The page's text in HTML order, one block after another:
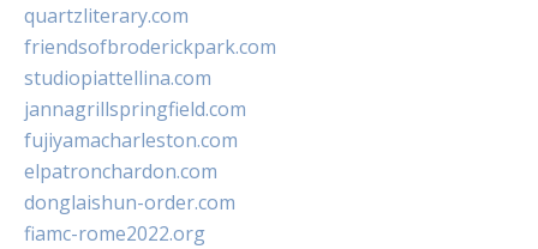
quartzliterary.com
friendsofbroderickpark.com
studiopiattellina.com
jannagrillspringfield.com
fujiyamacharleston.com
elpatronchardon.com
donglaishun-order.com
fiamc-rome2022.org